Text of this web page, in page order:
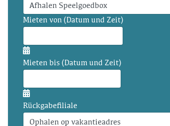
Mieten von (Datum und Zeit)
Mieten bis (Datum und Zeit)
Rückgabefiliale